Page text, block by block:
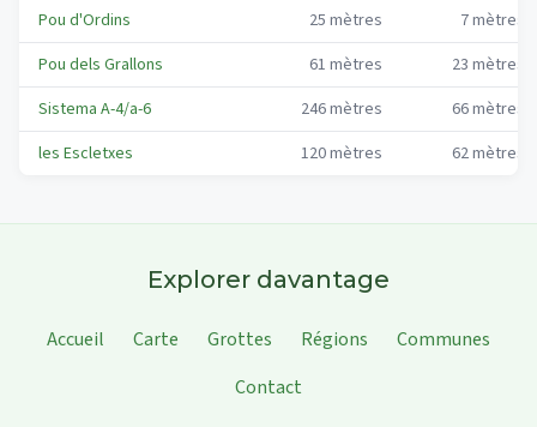
Pou d'Ordins
25 mètres 7mètres
Pou dels Grallons
61 mètres 23 mètres
Sistema A-4/a-6
246mètres 66mètres
les Escletxes
120mètres 62mètres
Explorer davantage
Accueil Carte Grottes Régions
Communes
Contact